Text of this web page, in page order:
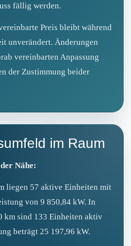
fällig werden.
Preis bleibt während
unverändert. Änderungen
vereinbarten Anpassung
der Zustimmung beider
im Raum
Nähe:
liegen 57 aktive Einheiten mit
von 9 850,84 kW. In
km sind 133 Einheiten aktiv
beträgt 25 197,96 kW.